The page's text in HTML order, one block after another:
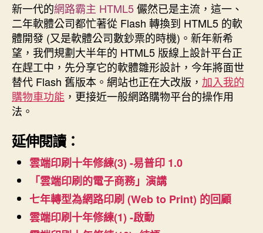
新一代的網路霸主 HTML5儼然已是主流，這一、
二年軟體公司都忙著從 Flash 轉換到 HTML5 的軟
體開發 (又是軟體公司數鈔票的時機)。新年新希
望，我們規劃大半年的 HTML5 版線上設計平台正
在趕工中，先分享它的軟體雛形設計，今年將面世
替代 Flash 舊版本。網站也正在大改版， 加入我的
購物車功能 ，更接近一般網路購物平台的操作用
法。
延伸閱讀：
雲端印刷十年修練(3) -易普印 1.0
「雲端印刷的電子商務」演講
七年轉型為網路印刷 (Web to Print) 的回顧
雲端印刷十年修練(1) -啟動